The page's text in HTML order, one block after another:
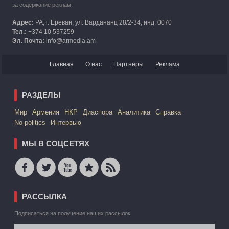
за содержание реклам.
Адрес: РА, г. Ереван, ул. Вардананц 28/2-34, инд. 0070
Тел.: +374 10 537259
Эл. Почта: info@armedia.am
Главная О нас Партнеры Реклама
РАЗДЕЛЫ
Mир Армения НКР Диаспора Аналитика
Справка
No-politics
Интервью
МЫ В СОЦСЕТЯХ
РАССЫЛКА
Подписаться на получение наших рассылок